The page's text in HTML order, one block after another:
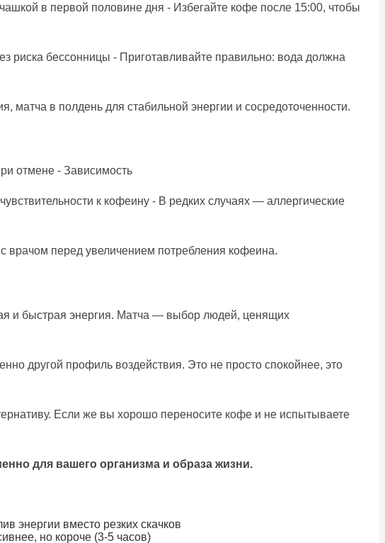
в первой половине дня - Избегайте кофе после 15:00, чтобы
риска бессонницы - Приготавливайте правильно: вода должна
в полдень для стабильной энергии и сосредоточенности.
отмене - Зависимость
к кофеину - В редких случаях — аллергические
перед увеличением потребления кофеина.
и быстрая энергия. Матча — выбор людей, ценящих
другой профиль воздействия. Это не просто спокойнее, это
Если же вы хорошо переносите кофе и не испытываете
для вашего организма и образа жизни.
энергии вместо резких скачков
но короче (3-5 часов)